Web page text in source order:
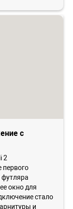
с
2
первого
окно для
стало
и